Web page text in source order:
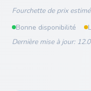
Fourchette de prix
Bonne disponibilité
Dernière mise à jour: